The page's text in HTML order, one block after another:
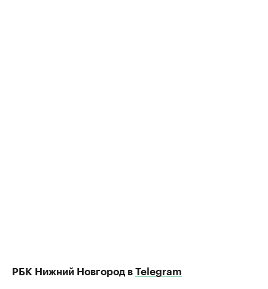
РБК Нижний Новгород в Telegram